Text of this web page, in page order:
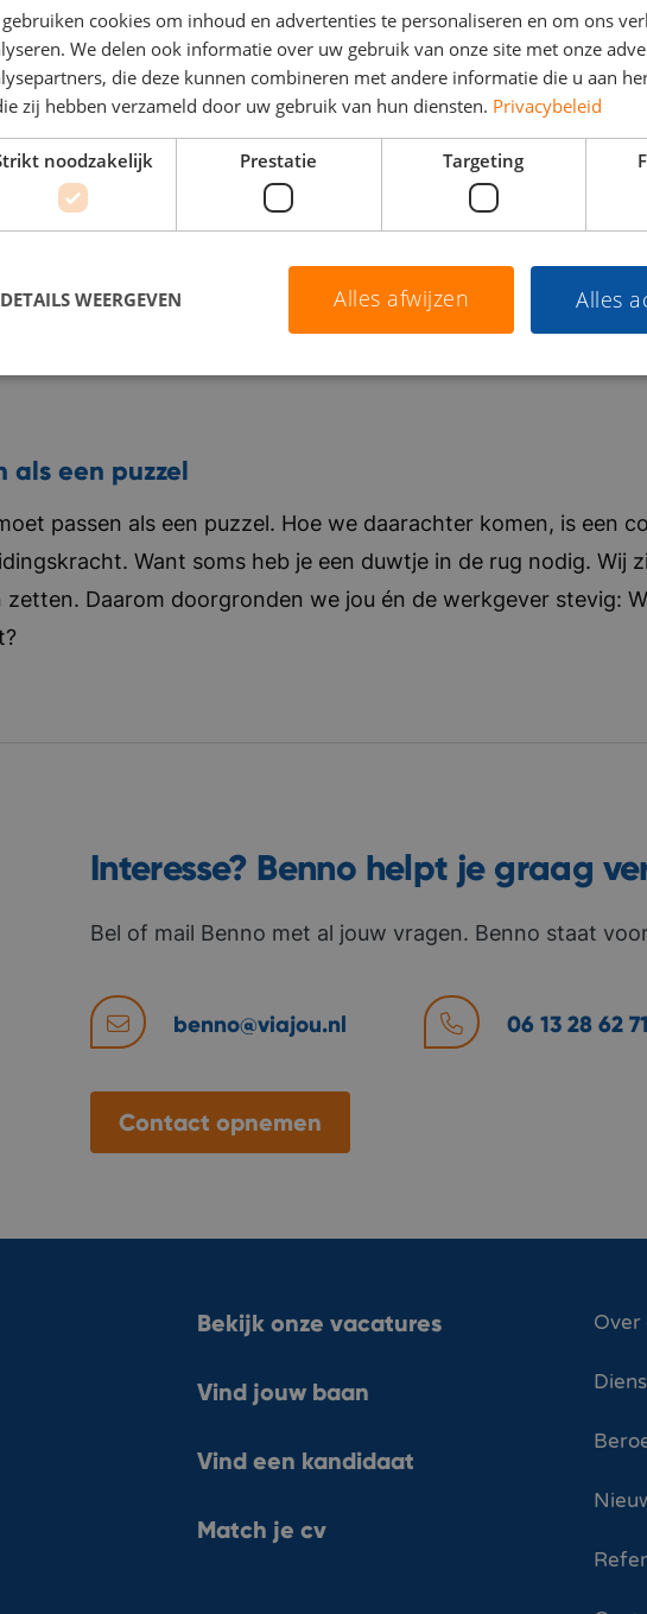
als een puzzel
passen als een puzzel. Hoe we daarachter komen, is een
Want soms heb je een duwtje in de rug nodig. Wij
Daarom doorgronden we jou én de werkgever stevig:
Interesse? Benno helpt je graag
Bel of mail Benno met al jouw vragen. Benno staat
benno@viajou.nl 06 13 28 62
Contact opnemen
Bekijk onze vacatures
Vind jouw baan
Vind een kandidaat
Match je cv
Over
cookies om inhoud en advertenties te personaliseren en om ons
We delen ook informatie over uw gebruik van onze site met onze
die deze kunnen combineren met andere informatie die u aan
zij hebben verzameld door uw gebruik van hun diensten. Privacybeleid
noodzakelijk Prestatie Targeting
Alles
Alles afwijzen
DETAILS WEERGEVEN